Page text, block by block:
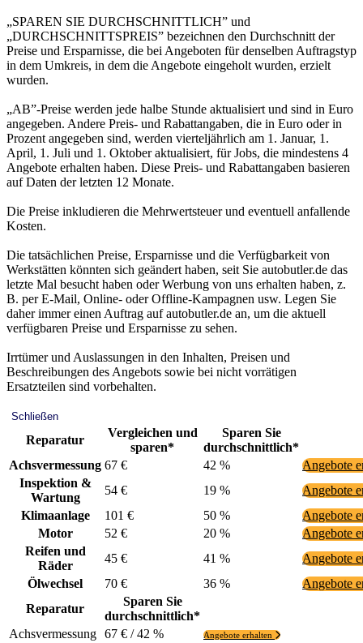
„SPAREN SIE DURCHSCHNITTLICH” und
„DURCHSCHNITTSPREIS” bezeichnen den Durchschnitt der
Preise und Ersparnisse, die bei Angeboten für denselben Auftragstyp
in dem Umkreis, in dem die Angebote eingeholt wurden, erzielt
wurden.
„AB”-Preise werden jede halbe Stunde aktualisiert und sind in Euro
angegeben. Andere Preis- und Rabattangaben, die in Euro oder in
Prozent angegeben sind, werden vierteljährlich am 1. Januar, 1.
April, 1. Juli und 1. Oktober aktualisiert, für Jobs, die mindestens 4
Angebote erhalten haben. Diese Preis- und Rabattangaben basieren
auf Daten der letzten 12 Monate.
Die Preise inkludieren die Mehrwertsteuer und eventuell anfallende
Kosten.
Die tatsächlichen Preise, Ersparnisse und die Verfügbarkeit von
Werkstätten könnten sich geändert haben, seit Sie autobutler.de das
letzte Mal besucht haben oder Werbung von uns erhalten haben, z.
B. per E-Mail, Online- oder Offline-Kampagnen usw. Legen Sie
daher immer einen Auftrag auf autobutler.de an, um die aktuell
verfügbaren Preise und Ersparnisse zu sehen.
Irrtümer und Auslassungen in den Inhalten, Preisen und
Beschreibungen des Angebots sowie bei nicht vorrätigen
Ersatzteilen sind vorbehalten.
Schließen
Reparatur
Vergleichen und
sparen*
Sparen Sie
durchschnittlich*
Achsvermessung 67 € 42 %
Angebote
Inspektion &
Wartung
54 € 19 %
Angebote
Klimaanlage
101 € 50 %
Angebote
Motor
52 € 20 %
Angebote
Reifen und
Räder
45 € 41 %
Angebote
Ölwechsel
70 € 36 %
Angebote
Reparatur
Sparen Sie
durchschnittlich*
Achsvermessung 67 € / 42 % Angebote erhalten